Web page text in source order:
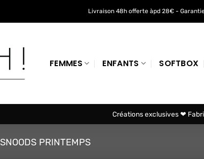
Livraison 48h offerte àpd 28€ -
FEMMES ENFANTS SOFTBOX
Créations exclusives ❤
SNOODS PRINTEMPS